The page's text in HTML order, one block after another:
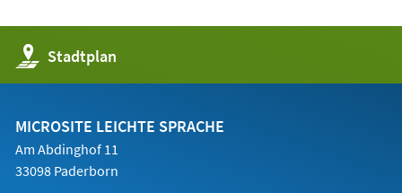
Stadtplan
(Öffnet
in
einem
Tab)
MICROSITE LEICHTE SPRACHE
Am Abdinghof 11
33098 Paderborn